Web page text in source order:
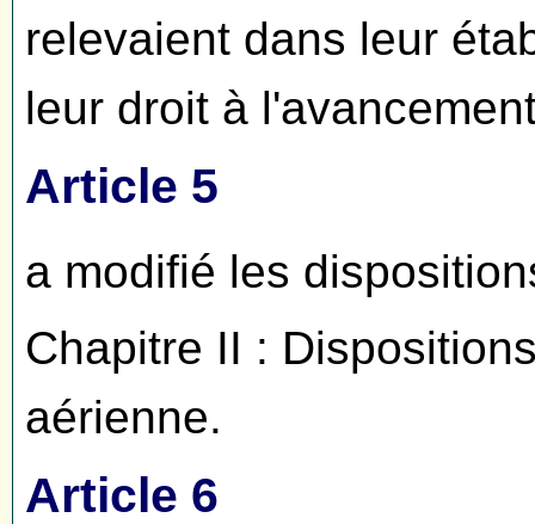
relevaient dans leur
leur droit à
Article 5
a modifié les
Chapitre II :
aérienne.
Article 6